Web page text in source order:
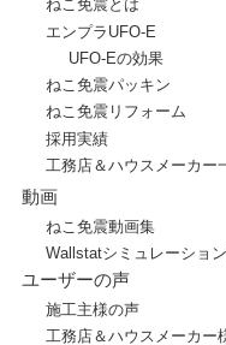
ねこ免震とは
エンプラUFO-E
UFO-Eの効果
ねこ免震パッキン
ねこ免震リフォーム
採用実績
工務店＆ハウスメーカー
動画
ねこ免震動画集
Wallstatシミュレーショ
ユーザーの声
施工主様の声
工務店＆ハウスメーカー